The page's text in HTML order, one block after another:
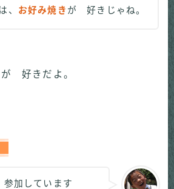
、 お好み焼き が 好きじゃね。
好きだよ。
加しています